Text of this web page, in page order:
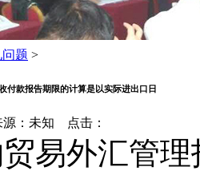
题 >
付款报告期限的计算是以实际进出口日
源：未知 点击：
易外汇管